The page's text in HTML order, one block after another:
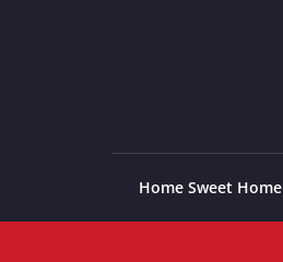
Home Sweet Home